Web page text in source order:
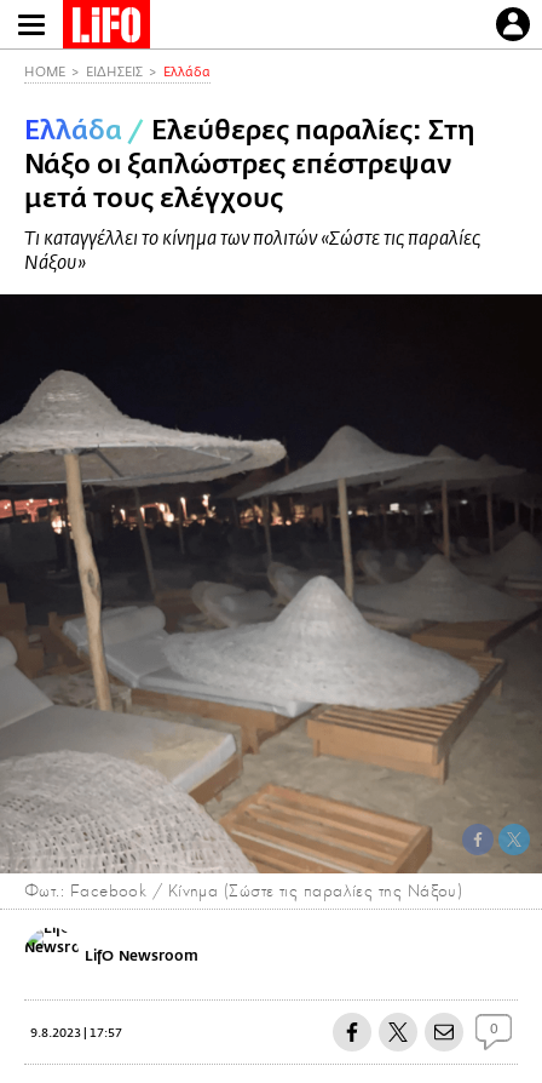
Παράκαμψη
προς
περιεχόμενο
HOME ΕΙΔΗΣΕΙΣ Ελλάδα
Ελλάδα / Ελεύθερες παραλίες: Στη
Νάξο οι ξαπλώστρες επέστρεψαν
μετά τους ελέγχους
Τι καταγγέλλει το κίνημα των πολιτών «Σώστε τις παραλίες
Νάξου»
Φωτ.: Facebook / Κίνημα (Σώστε τις παραλίες της Νάξου)
LifO Newsroom
9.8.2023 | 17:57 0